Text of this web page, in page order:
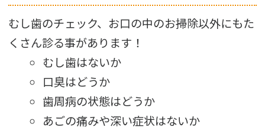
むし歯のチェック、お口の中のお掃除以外にもた
くさん診る事があります！
むし歯はないか
口臭はどうか
歯周病の状態はどうか
あごの痛みや深い症状はないか